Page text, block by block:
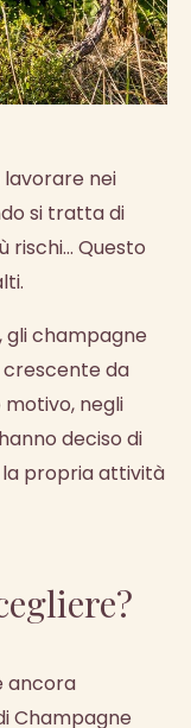
nei
si tratta di
rischi... Questo
gli champagne
crescente da
negli
deciso di
la propria attività
ancora
Champagne